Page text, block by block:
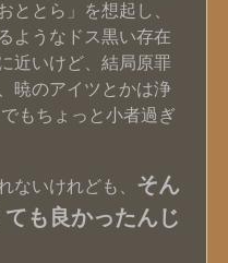
ととら」を想起し、
ようなドス黒い存在
近いけど、結局原罪
暁のアイツとかは浄
もちょっと小者過ぎ
ないけれども、 そん
も良かったんじ